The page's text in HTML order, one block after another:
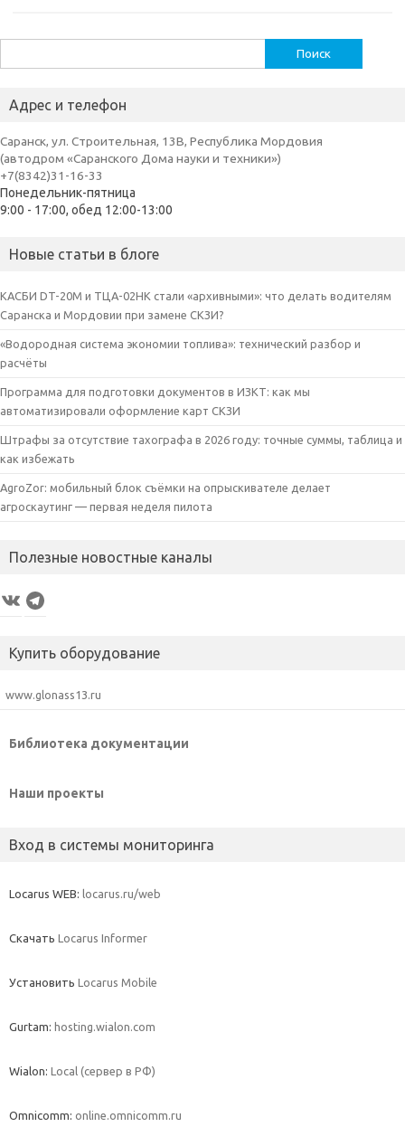
Адрес и телефон
Саранск, ул. Строительная, 13В, Республика Мордовия
(автодром «Саранского Дома науки и техники»)
+7(8342)31-16-33
Понедельник-пятница
9:00 - 17:00, обед 12:00-13:00
Новые статьи в блоге
КАСБИ DT-20M и ТЦА-02НК стали «архивными»: что делать водителям
Саранска и Мордовии при замене СКЗИ?
«Водородная система экономии топлива»: технический разбор и
расчёты
Программа для подготовки документов в ИЗКТ: как мы
автоматизировали оформление карт СКЗИ
Штрафы за отсутствие тахографа в 2026 году: точные суммы, таблица и
как избежать
AgroZor: мобильный блок съёмки на опрыскивателе делает
агроскаутинг — первая неделя пилота
Полезные новостные каналы
VK Telegram
Купить оборудование
www.glonass13.ru
Библиотека документации
Наши проекты
Вход в системы мониторинга
Locarus WEB: locarus.ru/web
Скачать Locarus Informer
Установить Locarus Mobile
Gurtam: hosting.wialon.com
Wialon: Local (сервер в РФ)
Omnicomm: online.omnicomm.ru